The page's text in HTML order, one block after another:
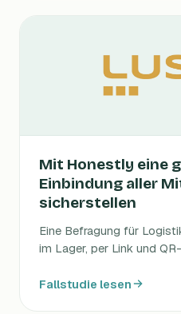
Mit Honestly eine
Einbindung aller
sicherstellen
Eine Befragung für
im Lager, per Link und
Fallstudie lesen